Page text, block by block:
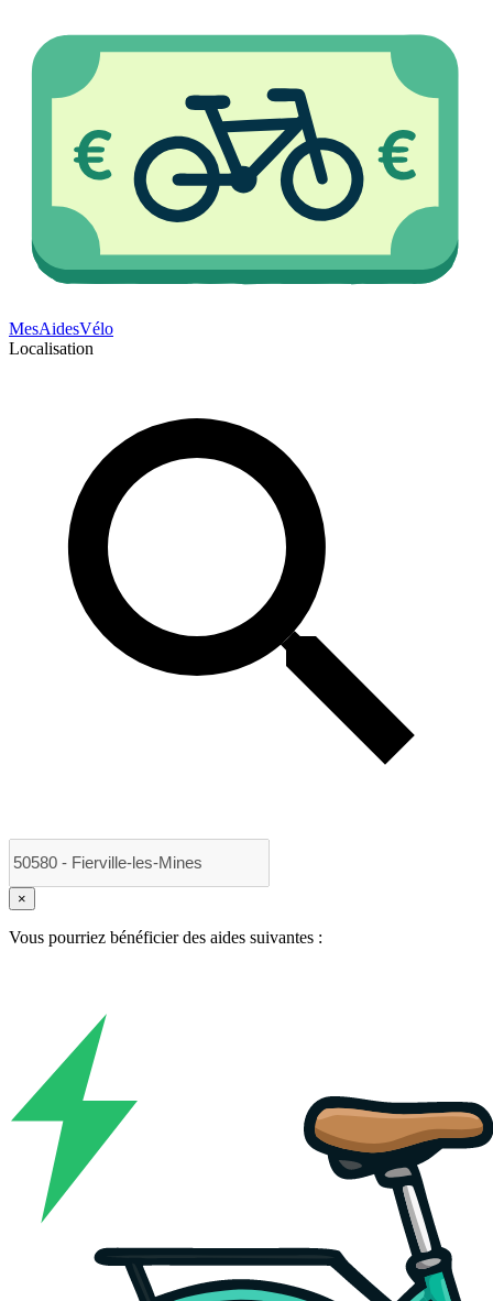
MesAidesVélo
Localisation
×
Vous pourriez bénéficier des aides suivantes :